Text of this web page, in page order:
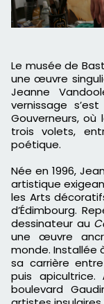
Le musée de Bastia ouvre les portes de son Arsenale à
une œuvre
Jeanne
vernissage
Gouverneurs,
trois volets,
poétique.
Née en 1996,
artistique
les Arts
d’Édimbourg.
dessinateur au
une œuvre
monde. Installée
sa carrière
puis apicultrice.
boulevard